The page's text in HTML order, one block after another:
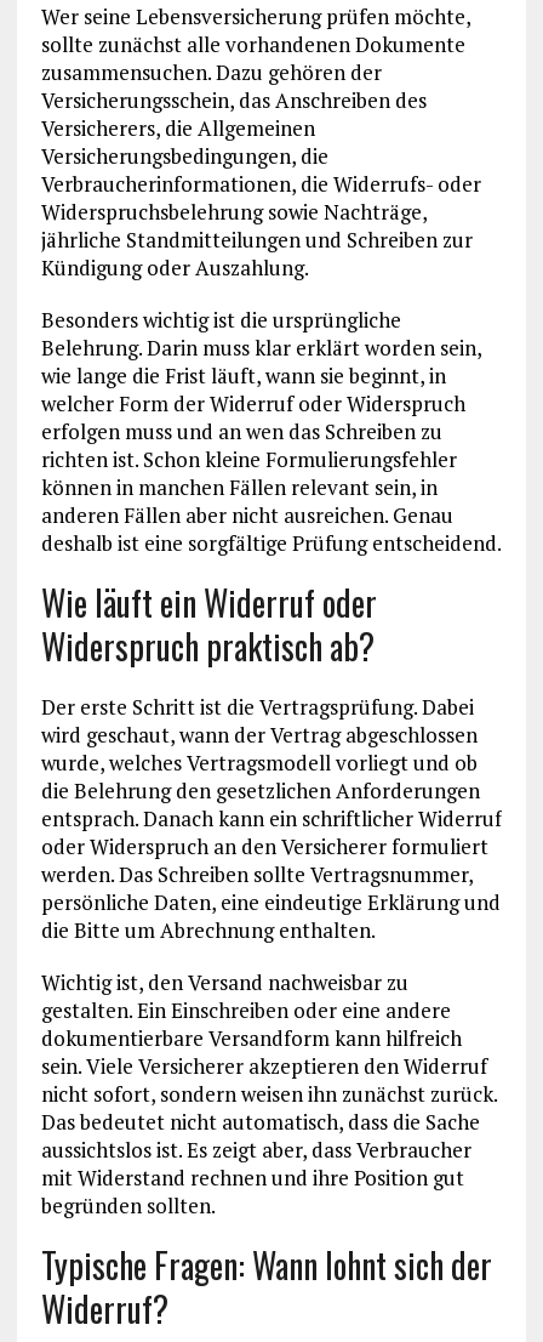
Wer seine Lebensversicherung prüfen möchte,
sollte zunächst alle vorhandenen Dokumente
zusammensuchen. Dazu gehören der
Versicherungsschein, das Anschreiben des
Versicherers, die Allgemeinen
Versicherungsbedingungen, die
Verbraucherinformationen, die Widerrufs- oder
Widerspruchsbelehrung sowie Nachträge,
jährliche Standmitteilungen und Schreiben zur
Kündigung oder Auszahlung.
Besonders wichtig ist die ursprüngliche
Belehrung. Darin muss klar erklärt worden sein,
wie lange die Frist läuft, wann sie beginnt, in
welcher Form der Widerruf oder Widerspruch
erfolgen muss und an wen das Schreiben zu
richten ist. Schon kleine Formulierungsfehler
können in manchen Fällen relevant sein, in
anderen Fällen aber nicht ausreichen. Genau
deshalb ist eine sorgfältige Prüfung entscheidend.
Wie läuft ein Widerruf oder
Widerspruch praktisch ab?
Der erste Schritt ist die Vertragsprüfung. Dabei
wird geschaut, wann der Vertrag abgeschlossen
wurde, welches Vertragsmodell vorliegt und ob
die Belehrung den gesetzlichen Anforderungen
entsprach. Danach kann ein schriftlicher Widerruf
oder Widerspruch an den Versicherer formuliert
werden. Das Schreiben sollte Vertragsnummer,
persönliche Daten, eine eindeutige Erklärung und
die Bitte um Abrechnung enthalten.
Wichtig ist, den Versand nachweisbar zu
gestalten. Ein Einschreiben oder eine andere
dokumentierbare Versandform kann hilfreich
sein. Viele Versicherer akzeptieren den Widerruf
nicht sofort, sondern weisen ihn zunächst zurück.
Das bedeutet nicht automatisch, dass die Sache
aussichtslos ist. Es zeigt aber, dass Verbraucher
mit Widerstand rechnen und ihre Position gut
begründen sollten.
Typische Fragen: Wann lohnt sich der
Widerruf?